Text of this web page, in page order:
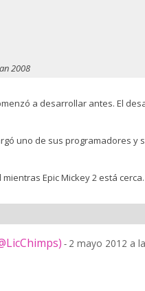
2008
a desarrollar antes. El
uno de sus programadores y
Epic Mickey 2 está cerca.
- 2 mayo 2012 a